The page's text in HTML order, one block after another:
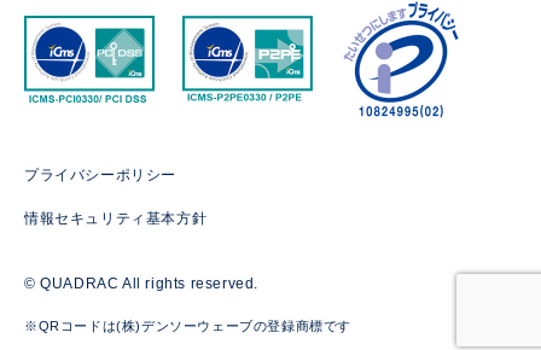
プライバシーポリシー
情報セキュリティ基本方針
© QUADRAC All rights reserved.
※QRコードは(株)デンソーウェーブの登録商標です